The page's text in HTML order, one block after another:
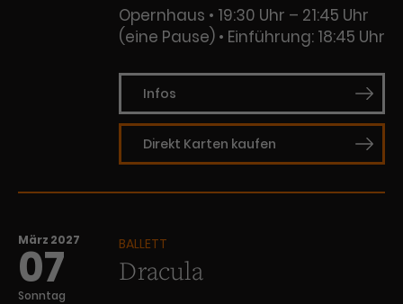
Opernhaus
19:30 Uhr – 21:45 Uhr
(eine Pause)
Einführung: 18:45 Uhr
Infos
Direkt Karten kaufen
März 2027
07
Sonntag
BALLETT
Dracula